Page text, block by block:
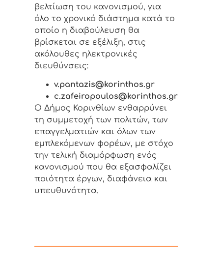
βελτίωση του κανονισμού, για
όλο το χρονικό διάστημα κατά το
οποίο η διαβούλευση θα
βρίσκεται σε εξέλιξη, στις
ακόλουθες ηλεκτρονικές
διευθύνσεις:
v.pantazis@korinthos.gr
c.zafeiropoulos@korinthos.gr
Ο Δήμος Κορινθίων ενθαρρύνει
τη συμμετοχή των πολιτών, των
επαγγελματιών και όλων των
εμπλεκόμενων φορέων, με στόχο
την τελική διαμόρφωση ενός
κανονισμού που θα εξασφαλίζει
ποιότητα έργων, διαφάνεια και
υπευθυνότητα.